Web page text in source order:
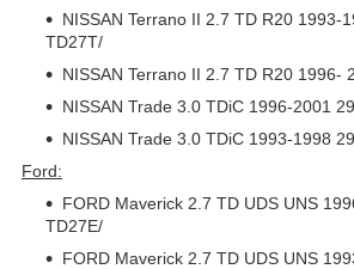
NISSAN Terrano II 2.7 TD R20 1993-
TD27T/
NISSAN Terrano II 2.7 TD R20 1996-
NISSAN Trade 3.0 TDiC 1996-2001
NISSAN Trade 3.0 TDiC 1993-1998
Ford:
FORD Maverick 2.7 TD UDS UNS
TD27E/
FORD Maverick 2.7 TD UDS UNS